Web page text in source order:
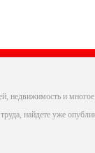
недвижимость и многое
найдете уже